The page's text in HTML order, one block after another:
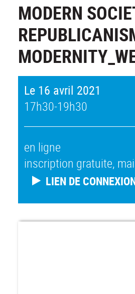
MODERN
Le 16 avril 2021
17h30-19h30
en ligne
inscription gratuite,
LIEN DE